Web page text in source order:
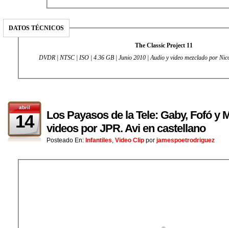
DATOS TÉCNICOS
The Classic Project 11
DVDR | NTSC | ISO | 4.36 GB | Junio 2010 |Audio y video mezclado por
abril
14
Los Payasos de la Tele: Gaby, Fofó y
videos por JPR. Avi en castellano
Posteado En: Infantiles Video Clip por jamespoetrodriguez